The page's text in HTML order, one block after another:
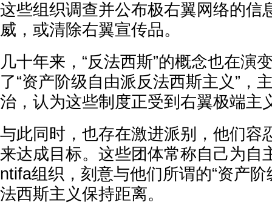
这些组织调查并公布极右翼网络的信
威，或清除右翼宣传品。
几十年来，“反法西斯”的概念也在演
了“资产阶级自由派反法西斯主义”，
治，认为这些制度正受到右翼极端主
与此同时，也存在激进派别，他们容
来达成目标。这些团体常称自己为自
ntifa组织，刻意与他们所谓的“资产阶
法西斯主义保持距离。